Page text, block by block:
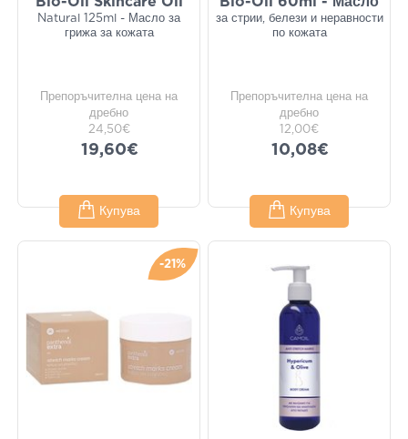
Natural 125ml - Масло за
грижа за кожата
Препоръчителна цена на
дребно
24,50€
19,60€
Купува
за стрии, белези и неравности
по кожата
Препоръчителна цена на
дребно
12,00€
10,08€
Купува
-21%